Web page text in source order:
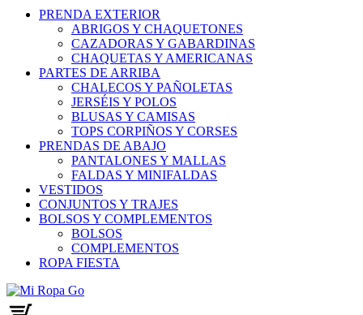
PRENDA EXTERIOR
ABRIGOS Y CHAQUETONES
CAZADORAS Y GABARDINAS
CHAQUETAS Y AMERICANAS
PARTES DE ARRIBA
CHALECOS Y PAÑOLETAS
JERSÉIS Y POLOS
BLUSAS Y CAMISAS
TOPS CORPIÑOS Y CORSES
PRENDAS DE ABAJO
PANTALONES Y MALLAS
FALDAS Y MINIFALDAS
VESTIDOS
CONJUNTOS Y TRAJES
BOLSOS Y COMPLEMENTOS
BOLSOS
COMPLEMENTOS
ROPA FIESTA